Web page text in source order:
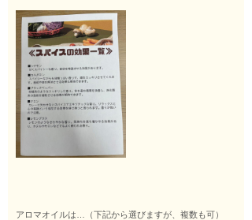
アロマオイルは…（下記から選びますが、複数も可）